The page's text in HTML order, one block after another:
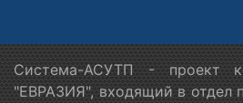
Система-АСУТП - проект
"ЕВРАЗИЯ", входящий в отдел